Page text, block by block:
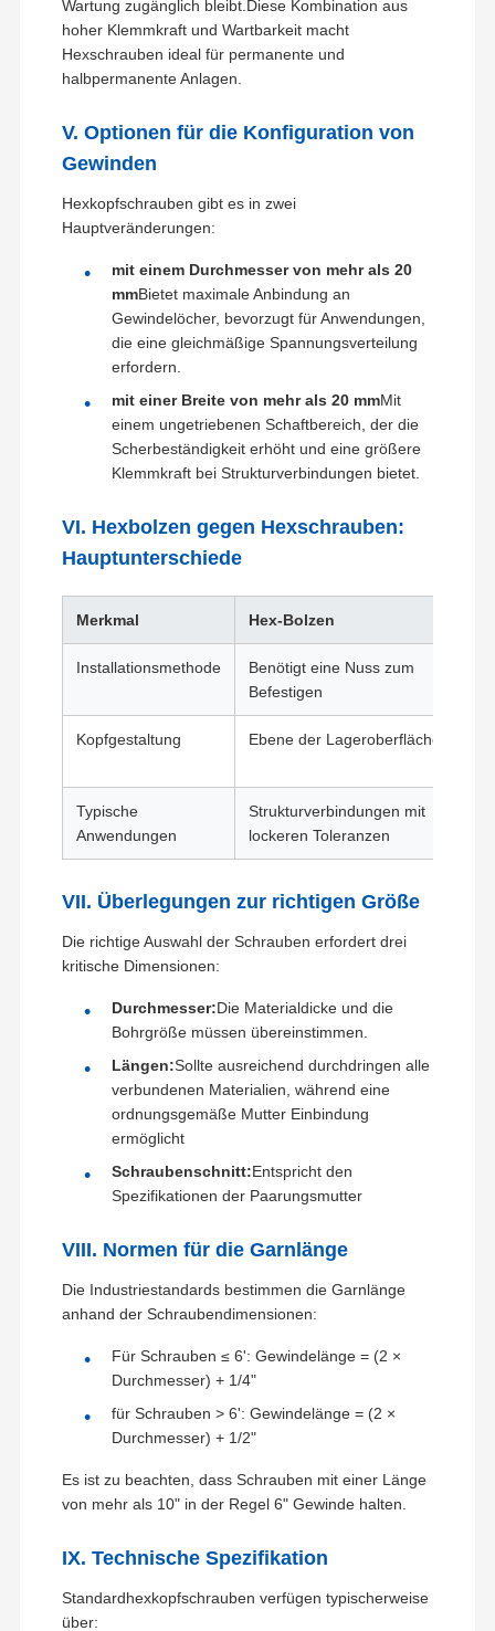
Heim Produkte Videos VR-Show
Über Uns
Werksbesicht
Blog
Schraubschraubschraubschraubschraubschraubschraubschraubschraubschraubschraubschraubschraubschraubsc
Pflügelschrauber
Schraubzahn-Schraubschrauber
Zähne-Block-Schraube
Schraube für Lastwagenräder
Bodenplatte-Bolzen
Wartung zugänglich bleibt.Diese Kombination aus
hoher Klemmkraft und Wartbarkeit macht
Hexschrauben ideal für permanente und
halbpermanente Anlagen.
V. Optionen für die Konfiguration von
Gewinden
Hexkopfschrauben gibt es in zwei
Hauptveränderungen:
mit einem Durchmesser von mehr als 20
mmBietet maximale Anbindung an
Gewindelöcher, bevorzugt für Anwendungen,
die eine gleichmäßige Spannungsverteilung
erfordern.
mit einer Breite von mehr als 20 mmMit
einem ungetriebenen Schaftbereich, der die
Scherbeständigkeit erhöht und eine größere
Klemmkraft bei Strukturverbindungen bietet.
VI. Hexbolzen gegen Hexschrauben:
Hauptunterschiede
Merkmal Hex-Bolzen
Installationsmethode
Benötigt eine Nuss zum
Befestigen
Kopfgestaltung Ebene der Lageroberfläche
Typische
Anwendungen
Strukturverbindungen mit
lockeren Toleranzen
VII. Überlegungen zur richtigen Größe
Die richtige Auswahl der Schrauben erfordert drei
kritische Dimensionen:
Durchmesser:Die Materialdicke und die
Bohrgröße müssen übereinstimmen.
Längen:Sollte ausreichend durchdringen alle
verbundenen Materialien, während eine
ordnungsgemäße Mutter Einbindung
ermöglicht
Schraubenschnitt:Entspricht den
Spezifikationen der Paarungsmutter
VIII. Normen für die Garnlänge
Die Industriestandards bestimmen die Garnlänge
anhand der Schraubendimensionen:
Für Schrauben ≤ 6': Gewindelänge = (2 ×
Durchmesser) + 1/4"
für Schrauben > 6': Gewindelänge = (2 ×
Durchmesser) + 1/2"
Es ist zu beachten, dass Schrauben mit einer Länge
von mehr als 10" in der Regel 6" Gewinde halten.
IX. Technische Spezifikation
Standardhexkopfschrauben verfügen typischerweise
über:
und befindet sich in Quanzhou, Fujian Provinz, an der
von hochfesten Laufschuhen.Unsere Produkte werden vor dem
Verlassen der Fabrik einer strengen Inspektion unterzogen und
werden im ganzen Land gut verkauft.Wir halten uns an die
Geschäftsphilosophie "Qualität zuerst", der Kunde zuerst",